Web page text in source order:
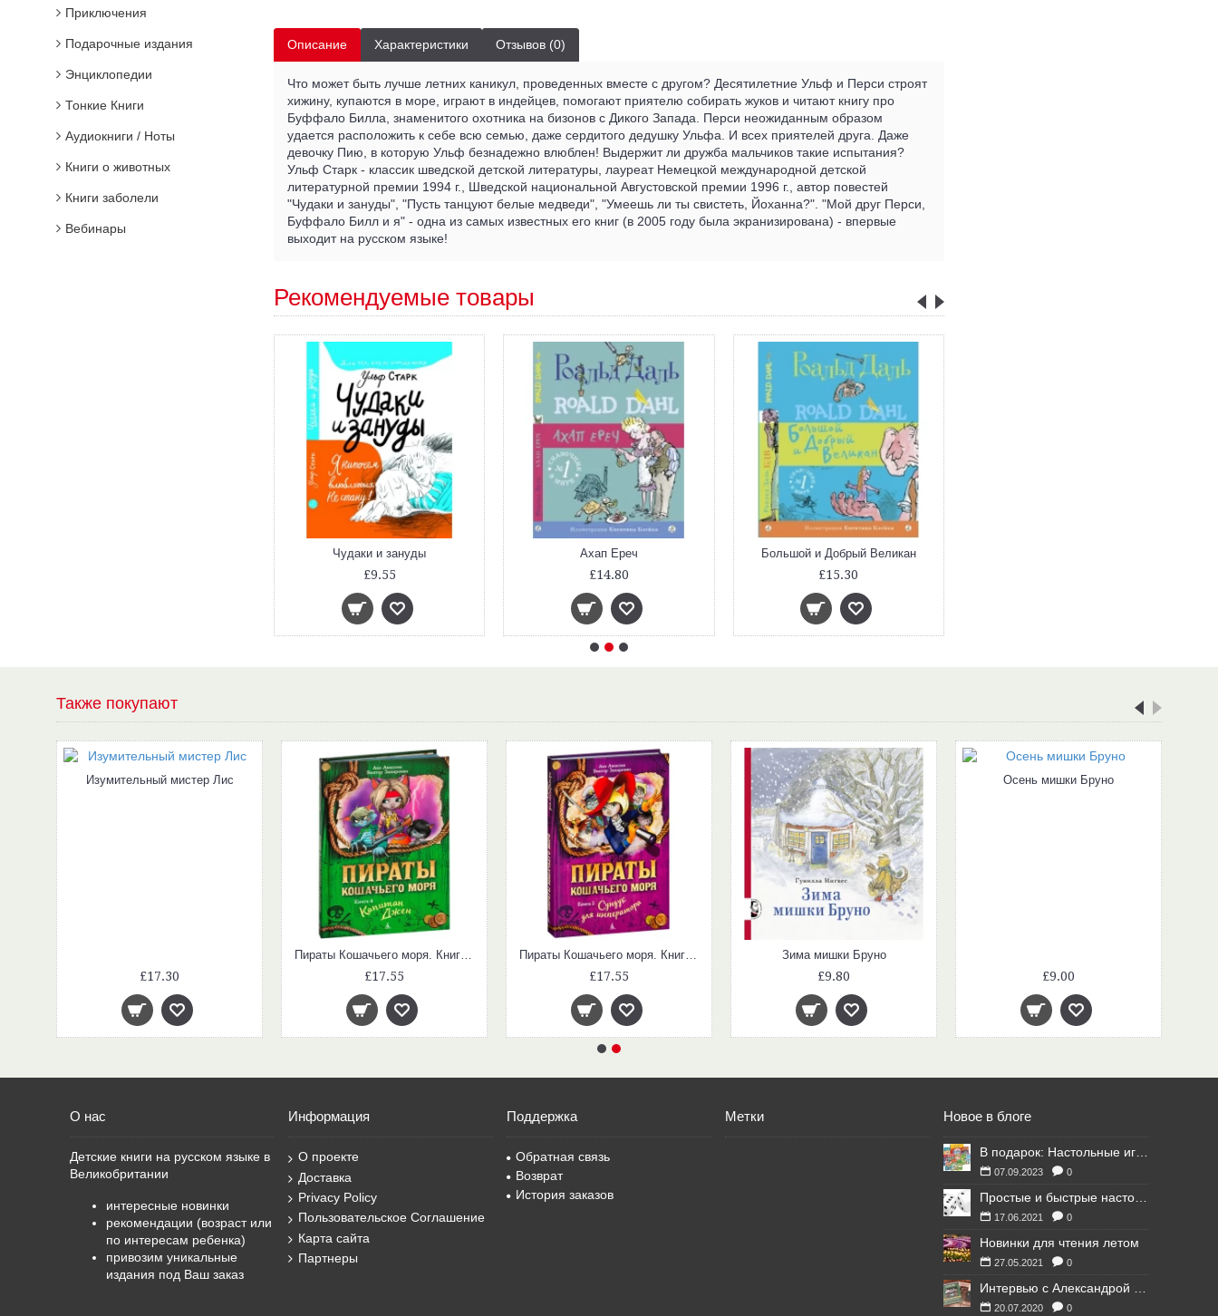
Приключения
Подарочные издания
Энциклопедии
Тонкие Книги
Аудиокниги / Ноты
Книги о животных
Книги заболели
Вебинары
Описание Характеристики Отзывов (0)
Что может быть лучше летних каникул, проведенных вместе с другом? Десятилетние Ульф и Перси строят
хижину, купаются в море, играют в индейцев, помогают приятелю собирать жуков и читают книгу про
Буффало Билла, знаменитого охотника на бизонов с Дикого Запада. Перси неожиданным образом
удается расположить к себе всю семью, даже сердитого дедушку Ульфа. И всех приятелей друга. Даже
девочку Пию, в которую Ульф безнадежно влюблен! Выдержит ли дружба мальчиков такие испытания?
Ульф Старк - классик шведской детской литературы, лауреат Немецкой международной детской
литературной премии 1994 г., Шведской национальной Августовской премии 1996 г., автор повестей
"Чудаки и зануды", "Пусть танцуют белые медведи", "Умеешь ли ты свистеть, Йоханна?". "Мой друг Перси,
Буффало Билл и я" - одна из самых известных его книг (в 2005 году была экранизирована) - впервые
выходит на русском языке!
Рекомендуемые товары
Чудаки и зануды
£9.55
Ахап Ереч
£14.80
Большой и Добрый Великан
£15.30
Также покупают
Изумительный мистер Лис
£17.30
Пираты Кошачьего моря. Книга 4. Капитан Джен
£17.55
Пираты Кошачьего моря. Книга 5. Сундук для императора
£17.55
Зима мишки Бруно
£9.80
Осень мишки Бруно
£9.00
О нас
Детские книги на русском языке в
Великобритании
интересные новинки
рекомендации (возраст или
по интересам ребенка)
привозим уникальные
издания под Ваш заказ
Информация
О проекте
Доставка
Privacy Policy
Пользовательское Соглашение
Карта сайта
Партнеры
Поддержка
Обратная связь
Возврат
История заказов
Метки Новое в блоге
В подарок: Настольные игры для Ваших британских друзей
07.09.2023 0
Простые и быстрые настольные игры
17.06.2021 0
Новинки для чтения летом
27.05.2021 0
Интервью с Александрой Литвиной
20.07.2020 0